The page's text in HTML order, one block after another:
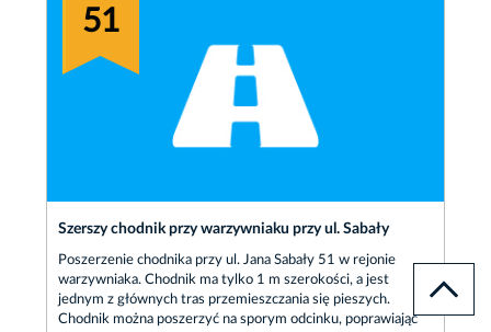
51
Szerszy chodnik przy warzywniaku przy ul. Sabały
Poszerzenie chodnika przy ul. Jana Sabały 51 w rejonie
warzywniaka. Chodnik ma tylko 1 m szerokości, a jest
jednym z głównych tras przemieszczania się pieszych.
Chodnik można poszerzyć na sporym odcinku, poprawiając